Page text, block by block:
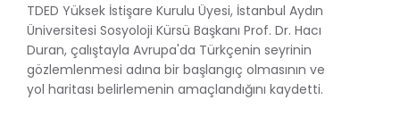
TDED Yüksek İstişare Kurulu Üyesi, İstanbul Aydın
Üniversitesi Sosyoloji Kürsü Başkanı Prof. Dr. Hacı
Duran, çalıştayla Avrupa'da Türkçenin seyrinin
gözlemlenmesi adına bir başlangıç olmasının ve
yol haritası belirlemenin amaçlandığını kaydetti.